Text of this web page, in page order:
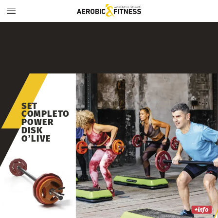
SET
COMPLETO
POWER
DISK
O’LIVE
El set Power Disk ahora viene
dos versiones: una con barra básica y otra con
barra regular. Ambas están compuestas de discos
de hierro recubiertos por una capa de goma y
anilla central en PVC. Estos discos tienen un
diseño
para evitar que rueden por el suelo. Ergonómicos,
ya que permiten un fácil agarre para un trabajo
X